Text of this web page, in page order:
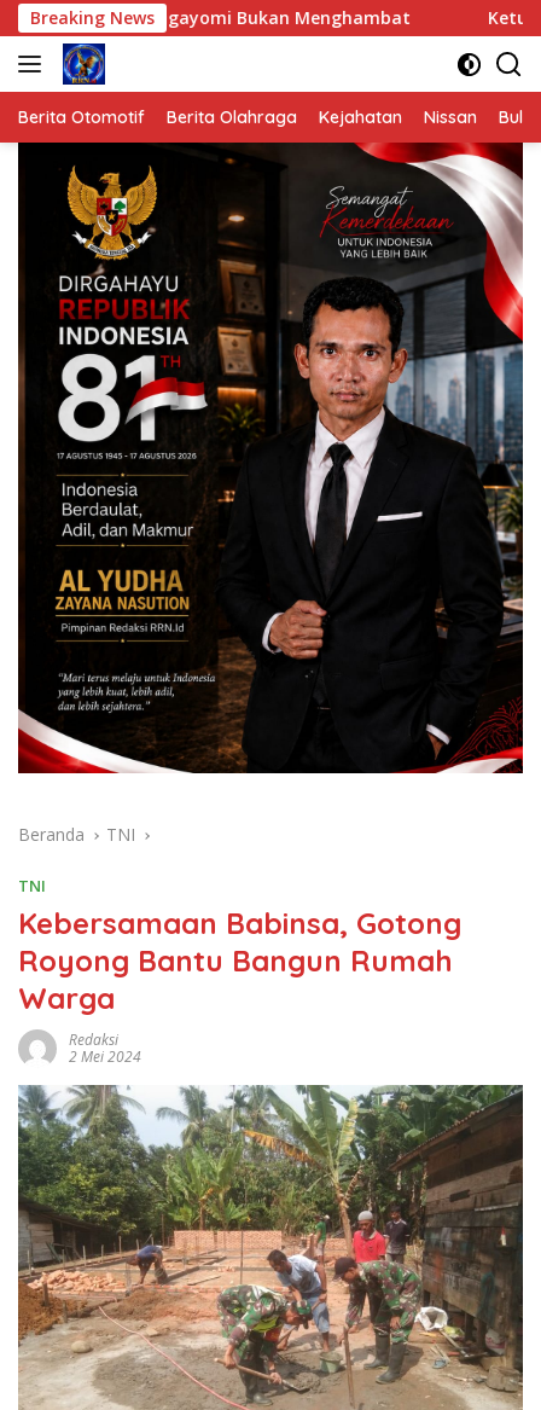
Langsung
ke
konten
Breaking News
Bukan Menghambat Ketua DPRK Aceh Tamiang
Berita Otomotif Berita Olahraga Kejahatan Nissan
Beranda TNI
TNI
Kebersamaan Babinsa, Gotong
Royong Bantu Bangun Rumah
Warga
Redaksi
2 Mei 2024